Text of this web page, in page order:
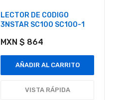
LECTOR DE CODIGO
3NSTAR SC100 SC100-1
MXN $ 864
AÑADIR AL CARRITO
VISTA RÁPIDA